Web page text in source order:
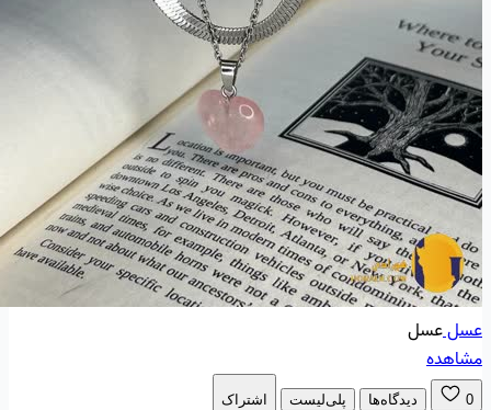
عسلعسل
مشاهده
0 دیدگاه‌ها پلی‌لیست اشتراک